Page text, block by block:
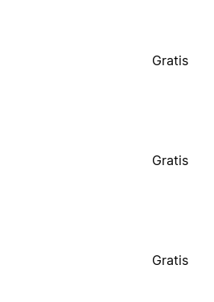
Gratis
Gratis
Gratis